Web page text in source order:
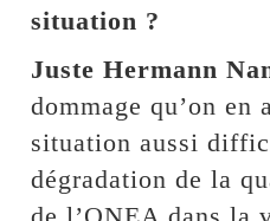
situation ?
Juste Hermann
dommage qu’on en
situation aussi
dégradation de la